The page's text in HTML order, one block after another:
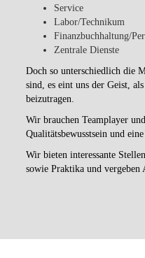
Service
Labor/Technikum
Finanzbuchhaltung/
Zentrale Dienste
Doch so unterschiedlich die
sind, es eint uns der Geist,
beizutragen.
Wir brauchen Teamplayer
Qualitätsbewusstsein und
Wir bieten interessante
sowie Praktika und vergeben